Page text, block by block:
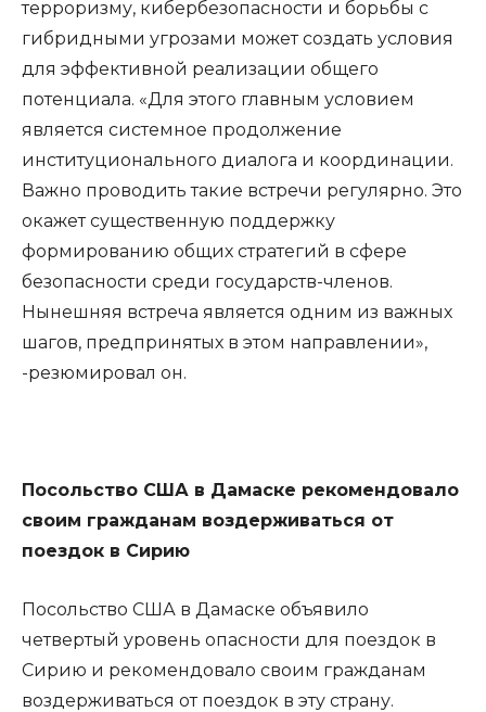
терроризму, кибербезопасности и борьбы с
гибридными угрозами может создать условия
для эффективной реализации общего
потенциала. «Для этого главным условием
является системное продолжение
институционального диалога и координации.
Важно проводить такие встречи регулярно. Это
окажет существенную поддержку
формированию общих стратегий в сфере
безопасности среди государств-членов.
Нынешняя встреча является одним из важных
шагов, предпринятых в этом направлении»,
-резюмировал он.
Посольство США в Дамаске рекомендовало
своим гражданам воздерживаться от
поездок в Сирию
Посольство США в Дамаске объявило
четвертый уровень опасности для поездок в
Сирию и рекомендовало своим гражданам
воздерживаться от поездок в эту страну.